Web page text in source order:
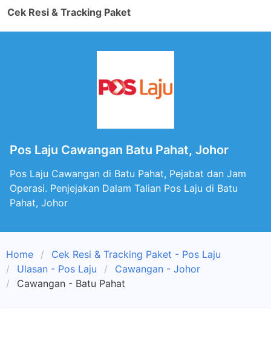
Cek Resi & Tracking Paket
Pos Laju Cawangan Batu Pahat, Johor
Pos Laju Cawangan di Batu Pahat, Pejabat dan Jam
Operasi. Penjejakan Dalam Talian Pos Laju di Batu
Pahat, Johor
Home
Cek Resi & Tracking Paket - Pos Laju
Ulasan - Pos Laju
Cawangan - Johor
Cawangan - Batu Pahat